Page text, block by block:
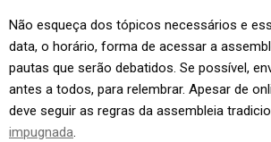
Não esqueça dos tópicos necessários e
data, o horário, forma de acessar a
pautas que serão debatidos. Se possível,
antes a todos, para relembrar. Apesar de
deve seguir as regras da assembleia
impugnada.